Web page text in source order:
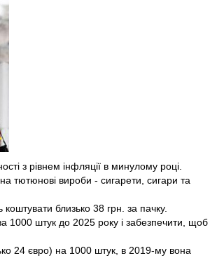
з рівнем інфляції в минулому році.
тютюнові вироби - сигарети, сигари та
близько 38 грн. за пачку.
1000 штук до 2025 року і забезпечити, щоб
24 євро) на 1000 штук, в 2019-му вона